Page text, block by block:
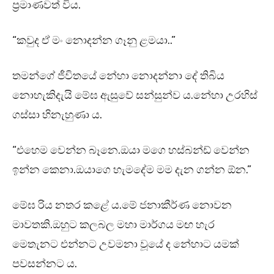
ප්‍රමාණවත් විය.
“කවුද ඒ මං නොදන්න ගෑනු ළමයා..”
තමන්ගේ ජීවිතයේ නේහා නොදන්නා දේ තිබිය
නොහැකිදැයි මේඝ ඇසුවේ සන්සුන්ව ය.නේහා උරහිස්
ගස්සා හිනැහුණා ය.
“එහෙම වෙන්න බෑනෙ.ඔයා මගෙ හස්බන්ඩ් වෙන්න
ඉන්න කෙනා.ඔයාගෙ හැමදේම මම දැන ගන්න ඕන.”
මේඝ රිය නතර කළේ ය.මේ ජනාකීර්ණ නොවන
මාවතකි.ඔහුට කලබල මහා මාර්ගය මඟ හැර
මෙතැනට එන්නට උවමනා වූයේ ද නේහාට යමක්
පවසන්නට ය.